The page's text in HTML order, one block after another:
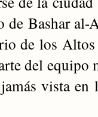
Bashar al-
de los
del
vista